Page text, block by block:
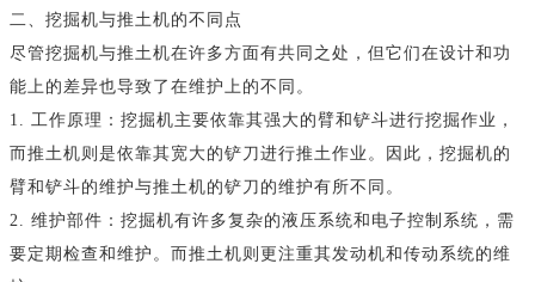
二、挖掘机与推土机的不同点
尽管挖掘机与推土机在许多方面有共同之处，但它们在设计和功
能上的差异也导致了在维护上的不同。
1. 工作原理：挖掘机主要依靠其强大的臂和铲斗进行挖掘作业，
而推土机则是依靠其宽大的铲刀进行推土作业。因此，挖掘机的
臂和铲斗的维护与推土机的铲刀的维护有所不同。
2. 维护部件：挖掘机有许多复杂的液压系统和电子控制系统，需
要定期检查和维护。而推土机则更注重其发动机和传动系统的维